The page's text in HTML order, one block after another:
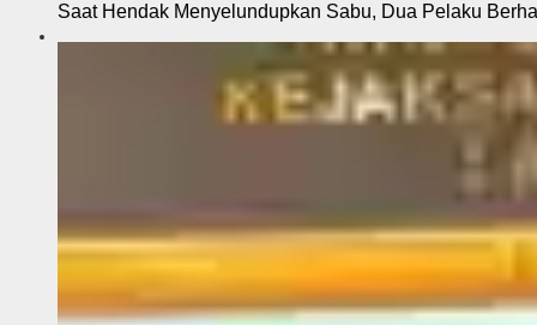
Saat Hendak Menyelundupkan Sabu, Dua Pelaku